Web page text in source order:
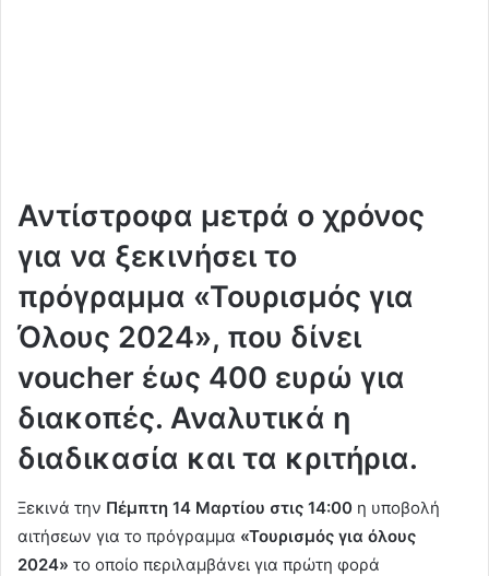
Αντίστροφα μετρά ο χρόνος
για να ξεκινήσει το
πρόγραμμα «Τουρισμός για
Όλους 2024», που δίνει
voucher έως 400 ευρώ για
διακοπές. Αναλυτικά η
διαδικασία και τα κριτήρια.
Ξεκινά την Πέμπτη 14 Μαρτίου στις 14:00 η υποβολή
αιτήσεων για το πρόγραμμα «Τουρισμός για όλους
2024» το οποίο περιλαμβάνει για πρώτη φορά